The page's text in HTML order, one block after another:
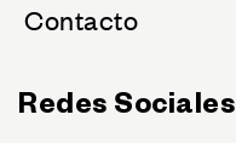
Contacto
Redes Sociales